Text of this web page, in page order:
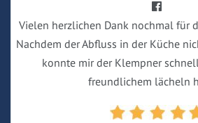
Vielen herzlichen Dank nochmal für
Nachdem der Abfluss in der Küche
konnte mir der Klempner
freundlichem lächeln